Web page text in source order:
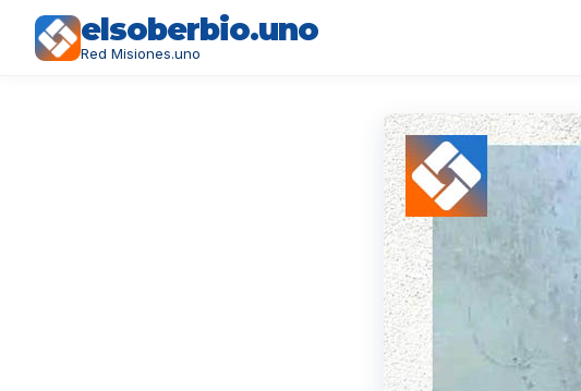
elsoberbio.uno
Red Misiones.uno